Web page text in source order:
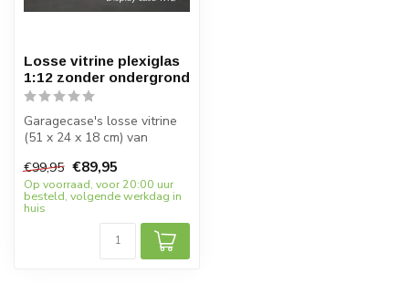
Losse vitrine plexiglas
1:12 zonder ondergrond
Garagecase's losse vitrine
(51 x 24 x 18 cm) van
t...
€99,95 €89,95
Op voorraad, voor 20:00 uur
besteld, volgende werkdag in
huis